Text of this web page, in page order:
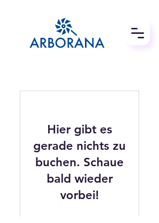
Hier gibt es
gerade nichts zu
buchen. Schaue
bald wieder
vorbei!